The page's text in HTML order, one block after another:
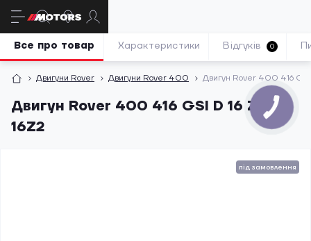
Двигуни Rover Двигуни Rover 400 Двигун Rover 400 416 GSI
Двигун Rover 400 416 GSI D 16 Z2
16Z2
Все про товар Характеристики Відгуків 0
під замовлення